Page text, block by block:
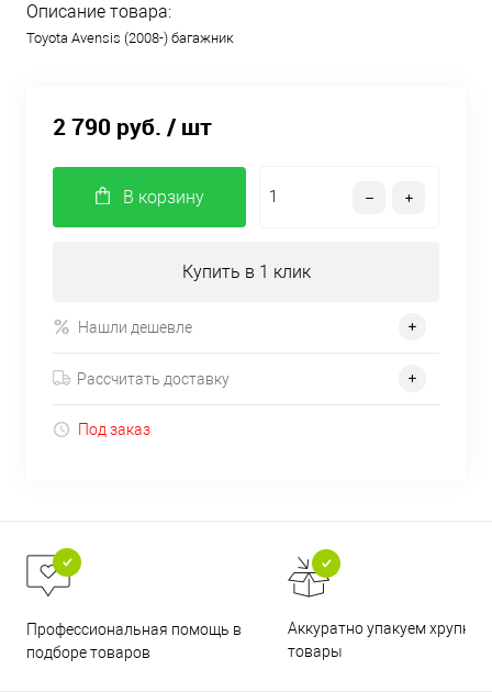
Описание товара:
Toyota Avensis (2008-) багажник
2 790 руб. / шт
В корзину
Купить в 1 клик
Нашли дешевле
Рассчитать доставку
Под заказ
Профессиональная помощь в
подборе товаров
Аккуратно упакуем хрупкие
товары